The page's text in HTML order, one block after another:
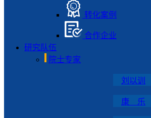
转化案例
合作企业
研究队伍
院士专家
刘以训
康 乐